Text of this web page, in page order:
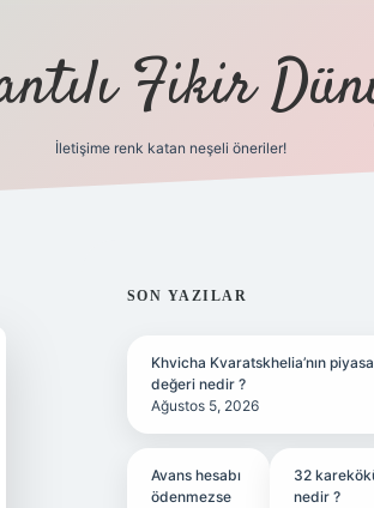
Fikir
İletişime renk katan neşeli öneriler!
SIDEBAR
SON YAZILAR
Khvicha Kvaratskhelia’nın piyasa
değeri nedir ?
Ağustos 5, 2026
Avans hesabı
ödenmezse
32
nedir ?